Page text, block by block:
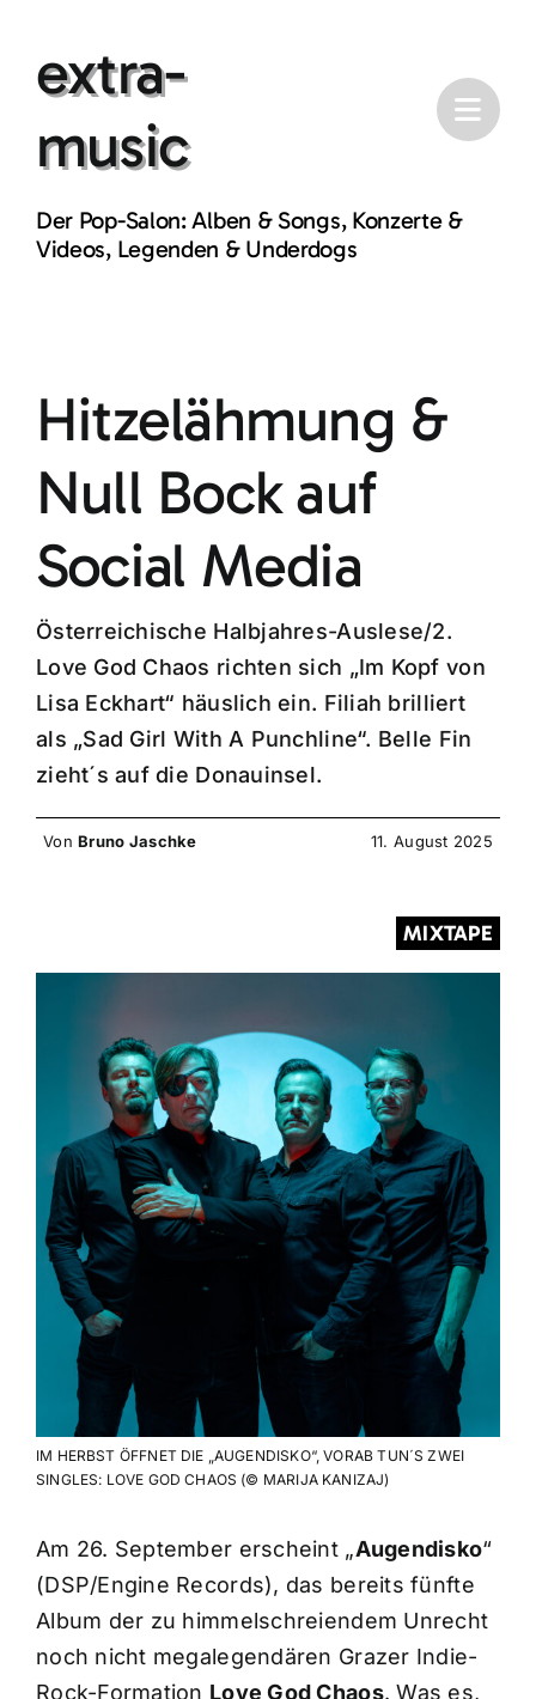
contentextra-
music
Der Pop-Salon: Alben & Songs, Konzerte &
Videos, Legenden & Underdogs
Hitzelähmung &
Null Bock auf
Social Media
Österreichische Halbjahres-Auslese/2.
Love God Chaos richten sich „Im Kopf von
Lisa Eckhart“ häuslich ein. Filiah brilliert
als „Sad Girl With A Punchline“. Belle Fin
zieht´s auf die Donauinsel.
VonBruno Jaschke 11. August 2025
MIXTAPE
IM HERBST ÖFFNET DIE „AUGENDISKO“, VORAB TUN´S ZWEI
SINGLES: LOVE GOD CHAOS (© MARIJA KANIZAJ)
Am 26. September erscheint „Augendisko“
(DSP/Engine Records), das bereits fünfte
Album der zu himmelschreiendem Unrecht
noch nicht megalegendären Grazer Indie-
Rock-Formation Love God Chaos. Was es,